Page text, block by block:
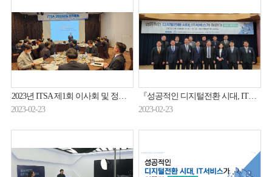
2023년 ITSA 제1회 이사회 및 정기총회 개최(23.02.22.)
2023-02-23
『성공적인 디지털전환 시대, IT서비스가 이끈다』국회 세미나 개최(23.02.20.)
2023-02-23